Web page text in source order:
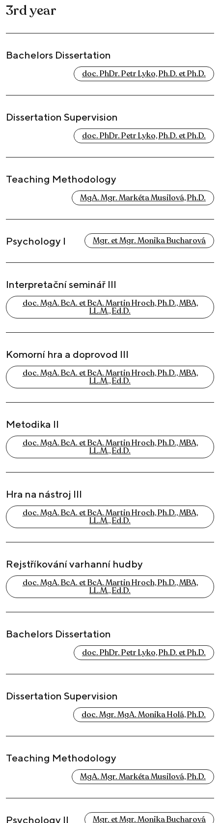
3rd year
Bachelors Dissertation
doc. PhDr. Petr Lyko, Ph.D. et Ph.D.
Dissertation Supervision
doc. PhDr. Petr Lyko, Ph.D. et Ph.D.
Teaching Methodology
MgA. Mgr. Markéta Musilová, Ph.D.
Psychology I Mgr. et Mgr. Monika Bucharová
Interpretační seminář III
doc. MgA. BcA. et BcA. Martin Hroch, Ph.D., MBA,
LL.M., Ed.D.
Komorní hra a doprovod III
doc. MgA. BcA. et BcA. Martin Hroch, Ph.D., MBA,
LL.M., Ed.D.
Metodika II
doc. MgA. BcA. et BcA. Martin Hroch, Ph.D., MBA,
LL.M., Ed.D.
Hra na nástroj III
doc. MgA. BcA. et BcA. Martin Hroch, Ph.D., MBA,
LL.M., Ed.D.
Rejstříkování varhanní hudby
doc. MgA. BcA. et BcA. Martin Hroch, Ph.D., MBA,
LL.M., Ed.D.
Bachelors Dissertation
doc. PhDr. Petr Lyko, Ph.D. et Ph.D.
Dissertation Supervision
doc. Mgr. MgA. Monika Holá, Ph.D.
Teaching Methodology
MgA. Mgr. Markéta Musilová, Ph.D.
Psychology II Mgr. et Mgr. Monika Bucharová